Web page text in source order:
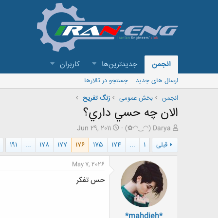
انجمن جدیدترین‌ها کاربران
ارسال های جدید
جستجو در تالارها
انجمن
بخش عمومی زنگ تفريح
الان چه حسي داري؟
ش
ر
و
ع
(✿◠‿◠) Darya
ت
ا
ی
ش
Jun 29, 2011
قبلی
1
...
174
175
176
177
178
...
191
May 7, 2026
حس تفکر